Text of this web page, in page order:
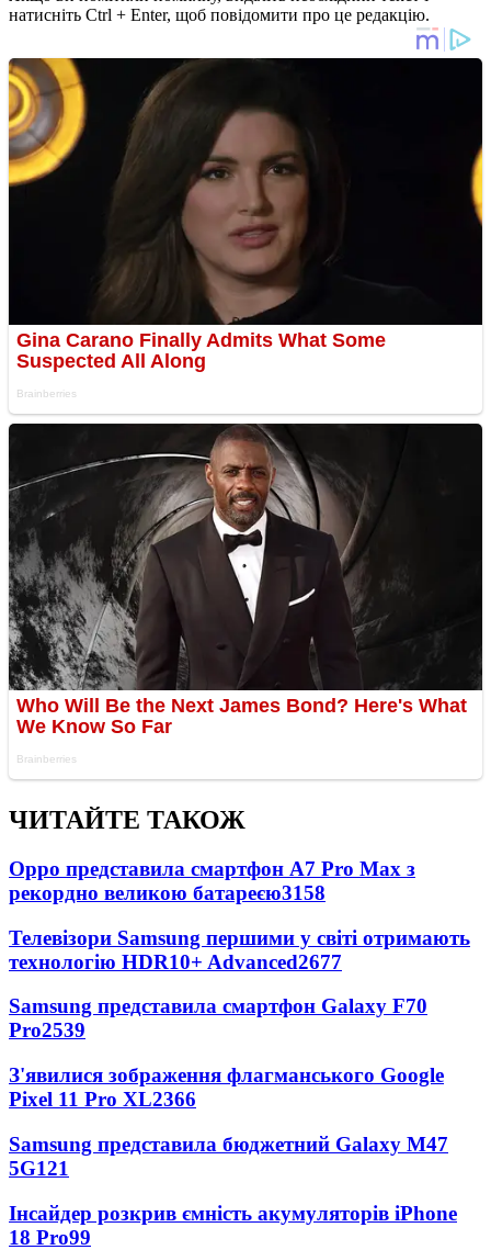
натисніть Ctrl + Enter, щоб повідомити про це редакцію.
ЧИТАЙТЕ ТАКОЖ
Oppo представила смартфон A7 Pro Max з
рекордно великою батареєю3158
Телевізори Samsung першими у світі отримають
технологію HDR10+ Advanced2677
Samsung представила смартфон Galaxy F70
Pro2539
З'явилися зображення флагманського Google
Pixel 11 Pro XL2366
Samsung представила бюджетний Galaxy M47
5G121
Інсайдер розкрив ємність акумуляторів iPhone
18 Pro99